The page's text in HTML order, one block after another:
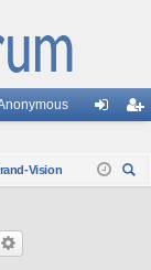
д ис
Vision